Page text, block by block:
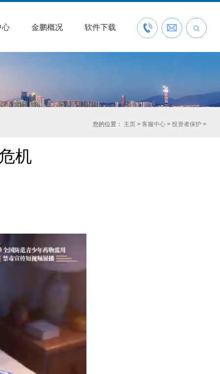
联系我们预约开户
心 金鹏概况 软件下载
您的位置： 主页 >客服中心 >投资者保护 >
机